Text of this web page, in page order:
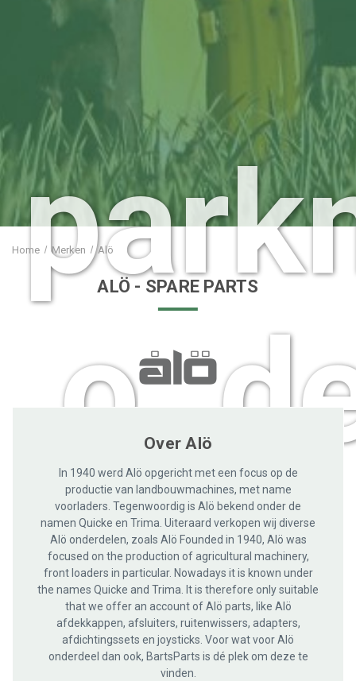
Home Merken Alö
ALÖ - SPARE PARTS
Over Alö
In 1940 werd Alö opgericht met een focus op de
productie van landbouwmachines, met name
voorladers. Tegenwoordig is Alö bekend onder de
namen Quicke en Trima. Uiteraard verkopen wij diverse
Alö onderdelen, zoals Alö Founded in 1940, Alö was
focused on the production of agricultural machinery,
front loaders in particular. Nowadays it is known under
the names Quicke and Trima. It is therefore only suitable
that we offer an account of Alö parts, like Alö
afdekkappen, afsluiters, ruitenwissers, adapters,
afdichtingssets en joysticks. Voor wat voor Alö
onderdeel dan ook, BartsParts is dé plek om deze te
vinden.